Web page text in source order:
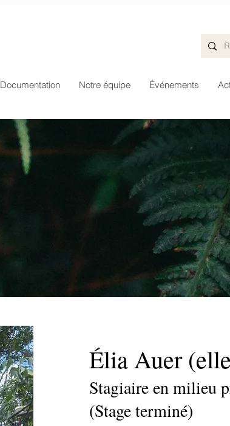
Documentation Notre équipe Événements
Élia Auer
Stagiaire en milieu
(Stage terminé)